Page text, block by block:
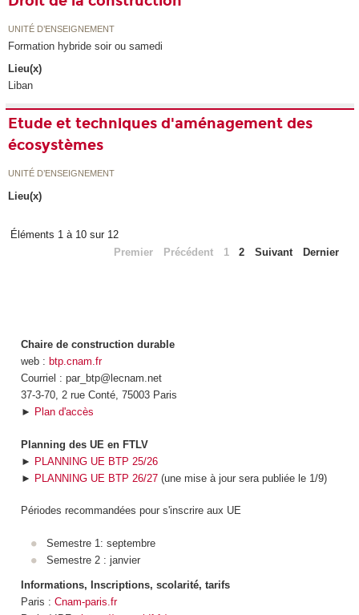
UNITÉ D’ENSEIGNEMENT
Formation hybride soir ou samedi
Lieu(x)
Liban
Etude et techniques d'aménagement des
écosystèmes
UNITÉ D’ENSEIGNEMENT
Lieu(x)
Éléments 1 à 10 sur 12
Premier
Précédent 1 2 Suivant Dernier
Chaire de construction durable
web : btp.cnam.fr
Courriel : par_btp@lecnam.net
37-3-70, 2 rue Conté, 75003 Paris
► Plan d'accès
Planning des UE en FTLV
► PLANNING UE BTP 25/26
► PLANNING UE BTP 26/27(une mise à jour sera publiée le 1/9)
Périodes recommandées pour s'inscrire aux UE
Semestre 1: septembre
Semestre 2 : janvier
Informations, Inscriptions, scolarité, tarifs
Paris : Cnam-paris.fr